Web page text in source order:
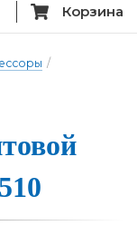
Корзина
/